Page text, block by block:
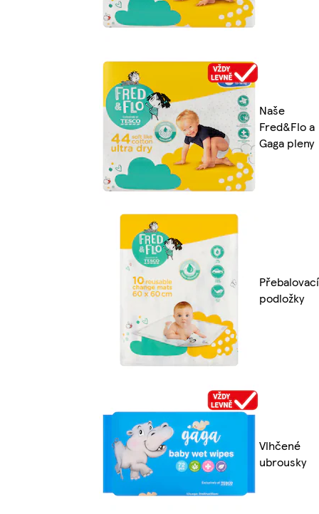
Naše
Fred&Flo a
Gaga pleny
Přebalovací
podložky
Vlhčené
ubrousky